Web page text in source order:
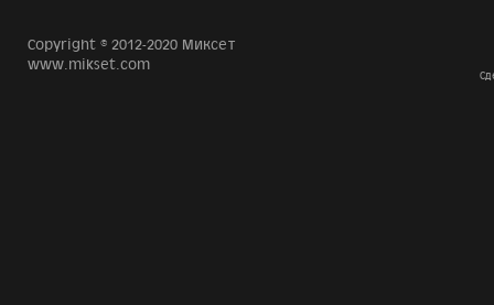
Copyright © 2012-2020 Миксет
www.mikset.com